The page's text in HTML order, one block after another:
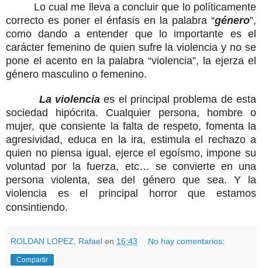
Lo cual me lleva a concluir que lo políticamente
correcto es poner el énfasis en la palabra “género”,
como dando a entender que lo importante es el
carácter femenino de quien sufre la violencia y no se
pone el acento en la palabra “violencia”, la ejerza el
género masculino o femenino.
La violencia es el principal problema de esta
sociedad hipócrita. Cualquier persona, hombre o
mujer, que consiente la falta de respeto, fomenta la
agresividad, educa en la ira, estimula el rechazo a
quien no piensa igual, ejerce el egoísmo, impone su
voluntad por la fuerza, etc… se convierte en una
persona violenta, sea del género que sea. Y la
violencia es el principal horror que estamos
consintiendo.
ROLDAN LOPEZ, Rafael en 16:43 No hay comentarios:
Compartir